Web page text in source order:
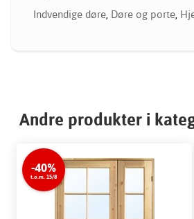
Indvendige døre Døre og porte
Andre produkter i
-40%
t.o.m. 15/8